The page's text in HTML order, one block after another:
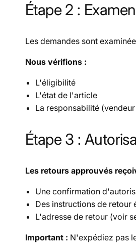
Étape 2 :
Les demandes sont
Nous vérifions :
L'éligibilité
L'état de l'article
La responsabilité
Étape 3 :
Les retours approuvés
Une confirmation
Des instructions de retour
L'adresse de retour (voir
Important : N'expédiez pas